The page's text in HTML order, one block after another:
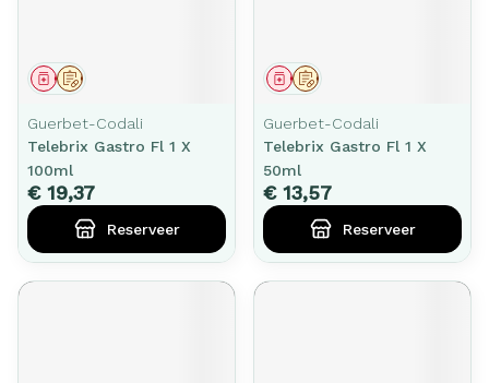
Op voorschrift
Geneesmiddel
Guerbet-Codali
Telebrix Gastro Fl 1 X
100ml
€ 19,37
Reserveer
Op voorschrift
Geneesmiddel
Guerbet-Codali
Telebrix Gastro Fl 1 X
50ml
€ 13,57
Reserveer